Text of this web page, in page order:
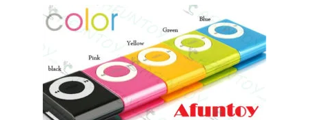
ติดต่อเรา
ประกันและการดูแลรักษา
สินค้าทั้งหมด